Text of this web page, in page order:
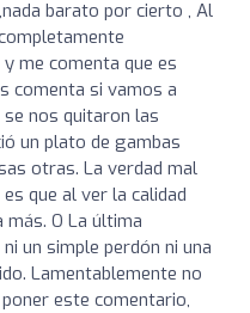
barato por cierto , Al
me comenta que es
comenta si vamos a
nos quitaron las
un plato de gambas
otras. La verdad mal
que al ver la calidad
O La última
un simple perdón ni una
Lamentablemente no
este comentario,